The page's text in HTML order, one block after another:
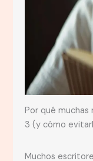
Por qué
3 (y cómo
Muchos